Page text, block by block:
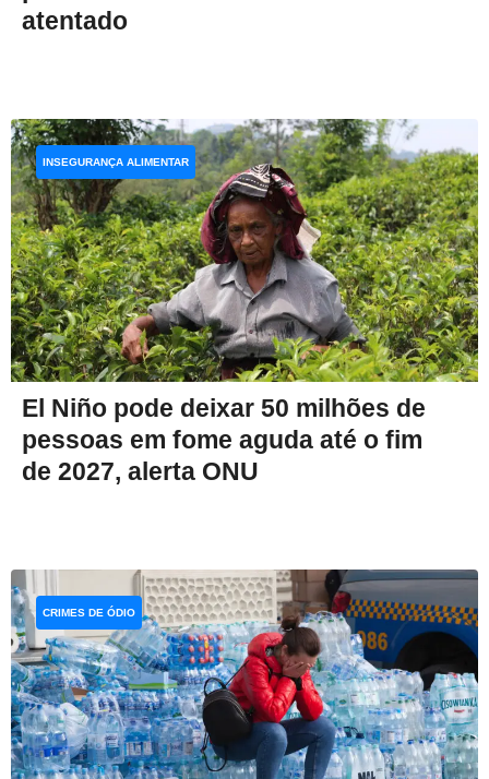
atentado
El Niño pode deixar 50 milhões de
pessoas em fome aguda até o fim
de 2027, alerta ONU
INSEGURANÇA ALIMENTAR
CRIMES DE ÓDIO